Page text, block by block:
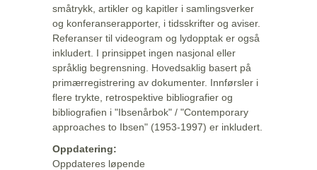
småtrykk, artikler og kapitler i samlingsverker
og konferanserapporter, i tidsskrifter og aviser.
Referanser til videogram og lydopptak er også
inkludert. I prinsippet ingen nasjonal eller
språklig begrensning. Hovedsaklig basert på
primærregistrering av dokumenter. Innførsler i
flere trykte, retrospektive bibliografier og
bibliografien i "Ibsenårbok" / "Contemporary
approaches to Ibsen" (1953-1997) er inkludert.
Oppdatering:
Oppdateres løpende